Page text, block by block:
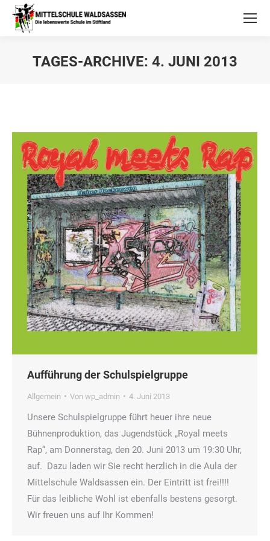
TAGES-ARCHIVE: 4. JUNI 2013
Aufführung der Schulspielgruppe
Allgemein Von wp_admin 4. Juni 2013
Unsere Schulspielgruppe führt heuer ihre neue
Bühnenproduktion, das Jugendstück „Royal meets
Rap“, am Donnerstag, den 20. Juni 2013 um 19:30 Uhr,
auf. Dazu laden wir Sie recht herzlich in die Aula der
Mittelschule Waldsassen ein. Der Eintritt ist frei!!!!
Für das leibliche Wohl ist ebenfalls bestens gesorgt.
Wir freuen uns auf Ihr Kommen!